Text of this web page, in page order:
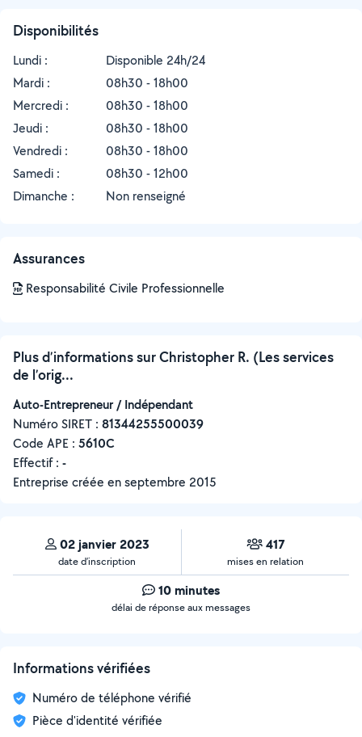
Disponibilités
Lundi :
Disponible 24h/24
Mardi :
08h30 - 18h00
Mercredi :
08h30 - 18h00
Jeudi :
08h30 - 18h00
Vendredi :
08h30 - 18h00
Samedi :
08h30 - 12h00
Dimanche :
Non renseigné
Assurances
Responsabilité Civile Professionnelle
Plus d’informations sur Christopher R. (Les services
de l’orig...
Auto-Entrepreneur / Indépendant
Numéro SIRET : ‍81344255500039
Code APE : 5610C
Effectif : -
Entreprise créée enseptembre 2015
02 janvier 2023
date d’inscription
417
mises en relation
10 minutes
délai de réponse aux messages
Informations vérifiées
Numéro de téléphone vérifié
Pièce d'identité vérifiée